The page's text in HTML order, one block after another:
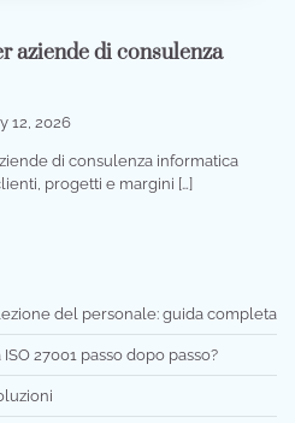
aziende di consulenza
12, 2026
di consulenza informatica
progetti e margini […]
del personale: guida completa
27001 passo dopo passo?